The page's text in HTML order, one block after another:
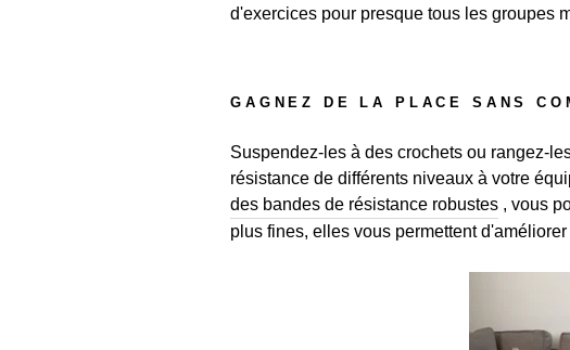
d'exercices pour presque tous les groupes
GAGNEZ DE LA PLACE SANS
Suspendez-les à des crochets ou rangez-
résistance de différents niveaux à votre
des bandes de résistance robustes , vous
plus fines, elles vous permettent